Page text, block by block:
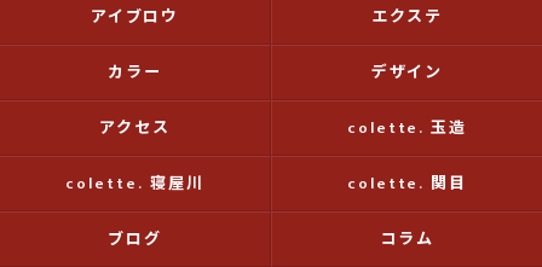
アイブロウ エクステ
カラー デザイン
アクセス colette. 玉造
colette. 寝屋川 colette. 関目
ブログ コラム